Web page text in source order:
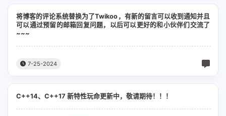
将博客的评论系统替换为了Twikoo，有新的留言可以收到通知并且
可以通过预留的邮箱回复问题，以后可以更好的和小伙伴们交流了
~~~
7-25-2024
C++14、C++17 新特性玩命更新中，敬请期待！！！